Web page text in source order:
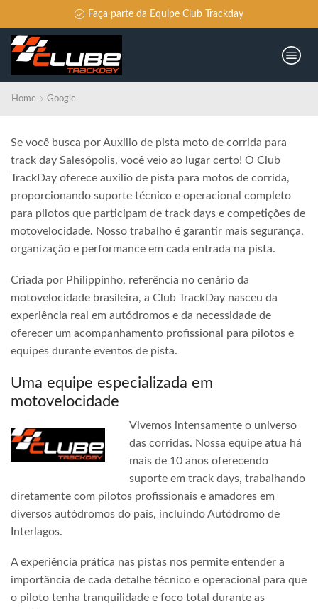
Faça parte da Equipe Club Trackday
Home Google
Se você busca por Auxilio de pista moto de corrida para
track day Salesópolis, você veio ao lugar certo! O Club
TrackDay oferece auxílio de pista para motos de corrida,
proporcionando suporte técnico e operacional completo
para pilotos que participam de track days e competições de
motovelocidade. Nosso trabalho é garantir mais segurança,
organização e performance em cada entrada na pista.
Criada por Philippinho, referência no cenário da
motovelocidade brasileira, a Club TrackDay nasceu da
experiência real em autódromos e da necessidade de
oferecer um acompanhamento profissional para pilotos e
equipes durante eventos de pista.
Uma equipe especializada em
motovelocidade
Vivemos intensamente o universo
das corridas. Nossa equipe atua há
mais de 10 anos oferecendo
suporte em track days, trabalhando
diretamente com pilotos profissionais e amadores em
diversos autódromos do país, incluindo Autódromo de
Interlagos.
A experiência prática nas pistas nos permite entender a
importância de cada detalhe técnico e operacional para que
o piloto tenha tranquilidade e foco total durante as